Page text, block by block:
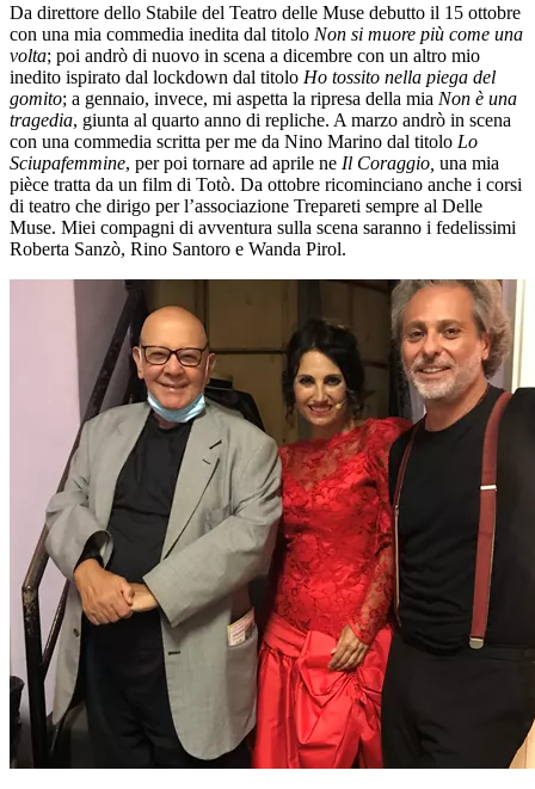
Da direttore dello Stabile del Teatro delle Muse debutto il 15 ottobre
con una mia commedia inedita dal titolo Non si muore più come una
volta; poi andrò di nuovo in scena a dicembre con un altro mio
inedito ispirato dal lockdown dal titolo Ho tossito nella piega del
gomito; a gennaio, invece, mi aspetta la ripresa della mia Non è una
tragedia, giunta al quarto anno di repliche. A marzo andrò in scena
con una commedia scritta per me da Nino Marino dal titolo Lo
Sciupafemmine, per poi tornare ad aprile ne Il Coraggio, una mia
pièce tratta da un film di Totò. Da ottobre ricominciano anche i corsi
di teatro che dirigo per l’associazione Trepareti sempre al Delle
Muse. Miei compagni di avventura sulla scena saranno i fedelissimi
Roberta Sanzò, Rino Santoro e Wanda Pirol.